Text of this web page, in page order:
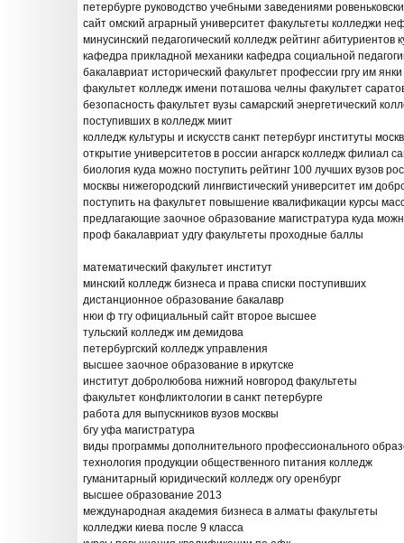
петербурге руководство учебными заведениями
сайт омский аграрный университет факультеты колледжи
минусинский педагогический колледж рейтинг абитуриентов
кафедра прикладной механики кафедра социальной
бакалавриат исторический факультет профессии гргу им
факультет колледж имени поташова челны факультет
безопасность факультет вузы самарский энергетический
поступивших в колледж миит
колледж культуры и искусств санкт петербург институты
открытие университетов в россии ангарск колледж филиал
биология куда можно поступить рейтинг 100 лучших вузов
москвы нижегородский лингвистический университет им
поступить на факультет повышение квалификации курсы
предлагающие заочное образование магистратура куда
проф бакалавриат удгу факультеты проходные баллы
математический факультет институт
минский колледж бизнеса и права списки поступивших
дистанционное образование бакалавр
нюи ф тгу официальный сайт второе высшее
тульский колледж им демидова
петербургский колледж управления
высшее заочное образование в иркутске
институт добролюбова нижний новгород факультеты
факультет конфликтологии в санкт петербурге
работа для выпускников вузов москвы
бгу уфа магистратура
виды программы дополнительного профессионального
технология продукции общественного питания колледж
гуманитарный юридический колледж огу оренбург
высшее образование 2013
международная академия бизнеса в алматы факультеты
колледжи киева после 9 класса